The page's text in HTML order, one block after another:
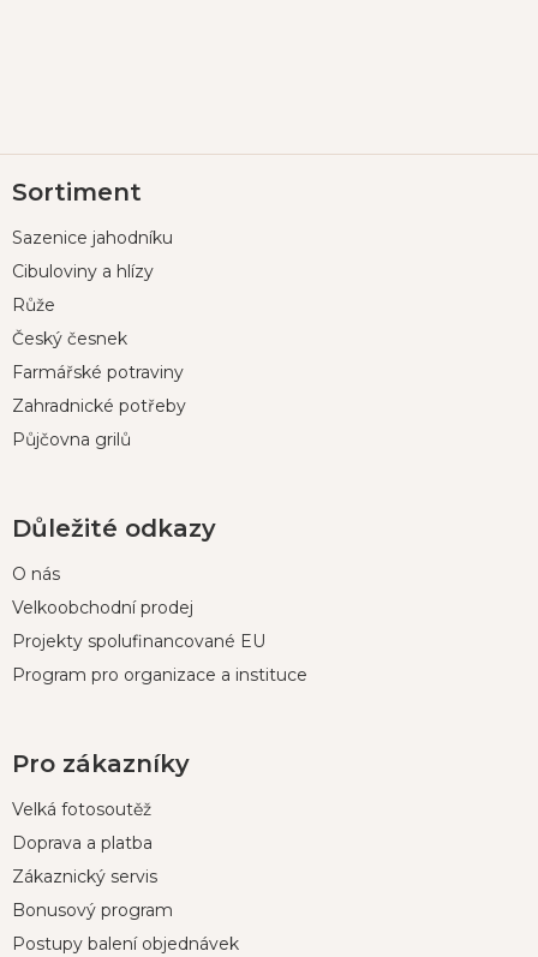
á
a
Sortiment
Sazenice jahodníku
Cibuloviny a hlízy
Růže
Český česnek
Farmářské potraviny
Zahradnické potřeby
Půjčovna grilů
Důležité odkazy
O nás
Velkoobchodní prodej
Projekty spolufinancované EU
Program pro organizace a instituce
Pro zákazníky
Velká fotosoutěž
Doprava a platba
Zákaznický servis
Bonusový program
Postupy balení objednávek